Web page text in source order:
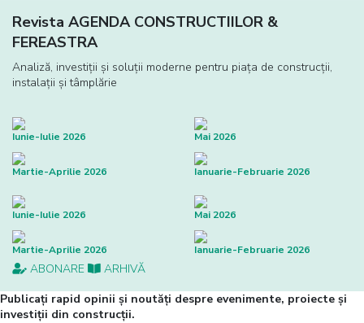
Revista AGENDA CONSTRUCTIILOR &
FEREASTRA
Analiză, investiţii și soluţii moderne pentru piaţa de construcţii,
instalaţii și tâmplărie
Iunie-Iulie 2026 Mai 2026
Martie-Aprilie 2026 Ianuarie-Februarie 2026
Iunie-Iulie 2026 Mai 2026
Martie-Aprilie 2026 Ianuarie-Februarie 2026
ABONARE
ARHIVĂ
Publicați rapid opinii și noutăți despre evenimente, proiecte și
investiții din construcții.